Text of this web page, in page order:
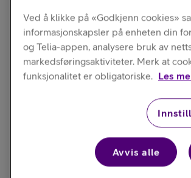
Ved å klikke på «Godkjenn cookies»
informasjonskapsler på enheten din
og Telia-appen, analysere bruk av
markedsføringsaktiviteter. Merk at
funksjonalitet er obligatoriske. Les
Avvis alle